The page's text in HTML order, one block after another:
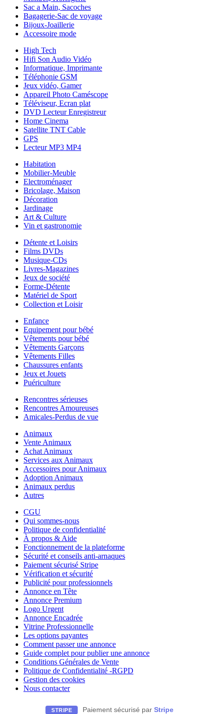
Sac a Main, Sacoches
Bagagerie-Sac de voyage
Bijoux-Joaillerie
Accessoire mode
High Tech
Hifi Son Audio Vidéo
Informatique, Imprimante
Téléphonie GSM
Jeux vidéo, Gamer
Appareil Photo Caméscope
Téléviseur, Ecran plat
DVD Lecteur Enregistreur
Home Cinema
Satellite TNT Cable
GPS
Lecteur MP3 MP4
Habitation
Mobilier-Meuble
Electroménager
Bricolage, Maison
Décoration
Jardinage
Art & Culture
Vin et gastronomie
Détente et Loisirs
Films DVDs
Musique-CDs
Livres-Magazines
Jeux de société
Forme-Détente
Matériel de Sport
Collection et Loisir
Enfance
Equipement pour bébé
Vêtements pour bébé
Vêtements Garçons
Vêtements Filles
Chaussures enfants
Jeux et Jouets
Puériculture
Rencontres sérieuses
Rencontres Amoureuses
Amicales-Perdus de vue
Animaux
Vente Animaux
Achat Animaux
Services aux Animaux
Accessoires pour Animaux
Adoption Animaux
Animaux perdus
Autres
CGU
Qui sommes-nous
Politique de confidentialité
À propos & Aide
Fonctionnement de la plateforme
Sécurité et conseils anti-arnaques
Paiement sécurisé Stripe
Vérification et sécurité
Publicité pour professionnels
Annonce en Tête
Annonce Premium
Logo Urgent
Annonce Encadrée
Vitrine Professionnelle
Les options payantes
Comment passer une annonce
Guide complet pour publier une annonce
Conditions Générales de Vente
Politique de Confidentialité -RGPD
Gestion des cookies
Nous contacter
STRIPE Paiement sécurisé par Stripe